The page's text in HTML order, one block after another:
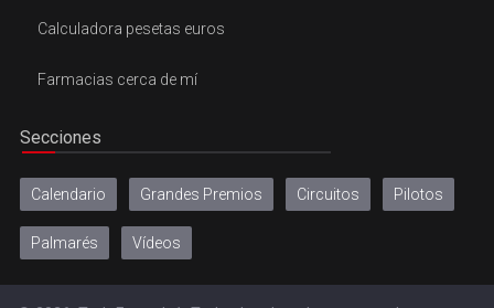
Calculadora pesetas euros
Farmacias cerca de mí
Secciones
Calendario Grandes Premios Circuitos Pilotos
Palmarés Vídeos